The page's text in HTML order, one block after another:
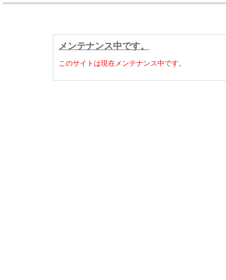
メンテナンス中です。
このサイトは現在メンテナンス中です。